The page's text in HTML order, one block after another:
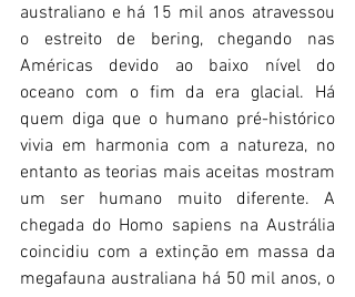
australiano e há 15 mil anos atravessou
o estreito de bering, chegando nas
Américas devido ao baixo nível do
oceano com o fim da era glacial. Há
quem diga que o humano pré-histórico
vivia em harmonia com a natureza, no
entanto as teorias mais aceitas mostram
um ser humano muito diferente. A
chegada do Homo sapiens na Austrália
coincidiu com a extinção em massa da
megafauna australiana há 50 mil anos, o